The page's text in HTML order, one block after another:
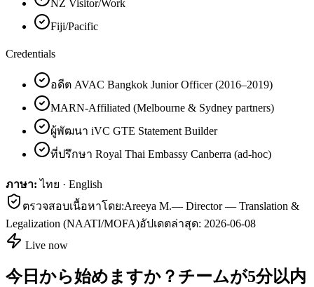
NZ Visitor/Work
Fiji/Pacific
Credentials
อดีต AVAC Bangkok Junior Officer (2016–2019)
MARN-Affiliated (Melbourne & Sydney partners)
ผู้พัฒนา iVC GTE Statement Builder
ที่ปรึกษา Royal Thai Embassy Canberra (ad-hoc)
ภาษา: ไทย · English
ตรวจสอบเนื้อหาโดย:Areeya M.— Director — Translation &
Legalization (NAATI/MOFA)อัปเดตล่าสุด: 2026-06-08
Live now
今日から始めますか？チームが5分以内